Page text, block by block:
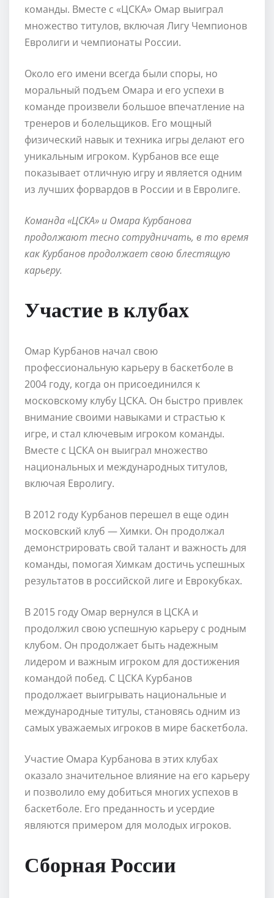
команды. Вместе с «ЦСКА» Омар выиграл
множество титулов, включая Лигу Чемпионов
Евролиги и чемпионаты России.
Около его имени всегда были споры, но
моральный подъем Омара и его успехи в
команде произвели большое впечатление на
тренеров и болельщиков. Его мощный
физический навык и техника игры делают его
уникальным игроком. Курбанов все еще
показывает отличную игру и является одним
из лучших форвардов в России и в Евролиге.
Команда «ЦСКА» и Омара Курбанова
продолжают тесно сотрудничать, в то время
как Курбанов продолжает свою блестящую
карьеру.
Участие в клубах
Омар Курбанов начал свою
профессиональную карьеру в баскетболе в
2004 году, когда он присоединился к
московскому клубу ЦСКА. Он быстро привлек
внимание своими навыками и страстью к
игре, и стал ключевым игроком команды.
Вместе с ЦСКА он выиграл множество
национальных и международных титулов,
включая Евролигу.
В 2012 году Курбанов перешел в еще один
московский клуб — Химки. Он продолжал
демонстрировать свой талант и важность для
команды, помогая Химкам достичь успешных
результатов в российской лиге и Еврокубках.
В 2015 году Омар вернулся в ЦСКА и
продолжил свою успешную карьеру с родным
клубом. Он продолжает быть надежным
лидером и важным игроком для достижения
командой побед. С ЦСКА Курбанов
продолжает выигрывать национальные и
международные титулы, становясь одним из
самых уважаемых игроков в мире баскетбола.
Участие Омара Курбанова в этих клубах
оказало значительное влияние на его карьеру
и позволило ему добиться многих успехов в
баскетболе. Его преданность и усердие
являются примером для молодых игроков.
Сборная России